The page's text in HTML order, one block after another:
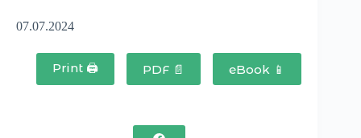
07.07.2024
Print 🖨 PDF 📄 eBook 📱